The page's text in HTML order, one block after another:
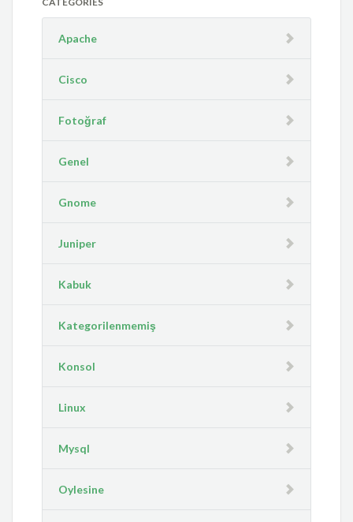
Apache
Cisco
Fotoğraf
Genel
Gnome
Juniper
Kabuk
Kategorilenmemiş
Konsol
Linux
Mysql
Oylesine